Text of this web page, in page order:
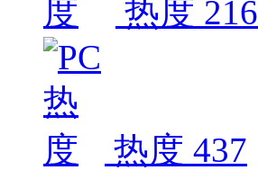
热度 216
热度 437